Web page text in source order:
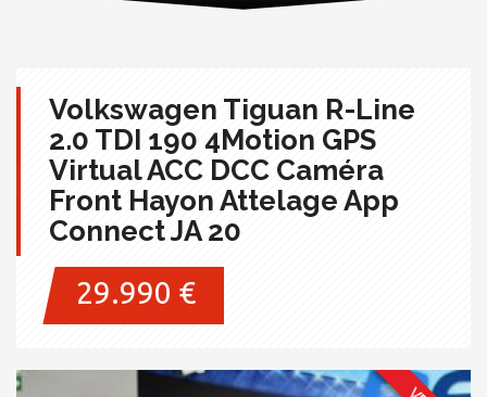
Volkswagen Tiguan R-Line
2.0 TDI 190 4Motion GPS
Virtual ACC DCC Caméra
Front Hayon Attelage App
Connect JA 20
29.990 €